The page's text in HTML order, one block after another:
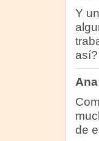
Y
así?
de